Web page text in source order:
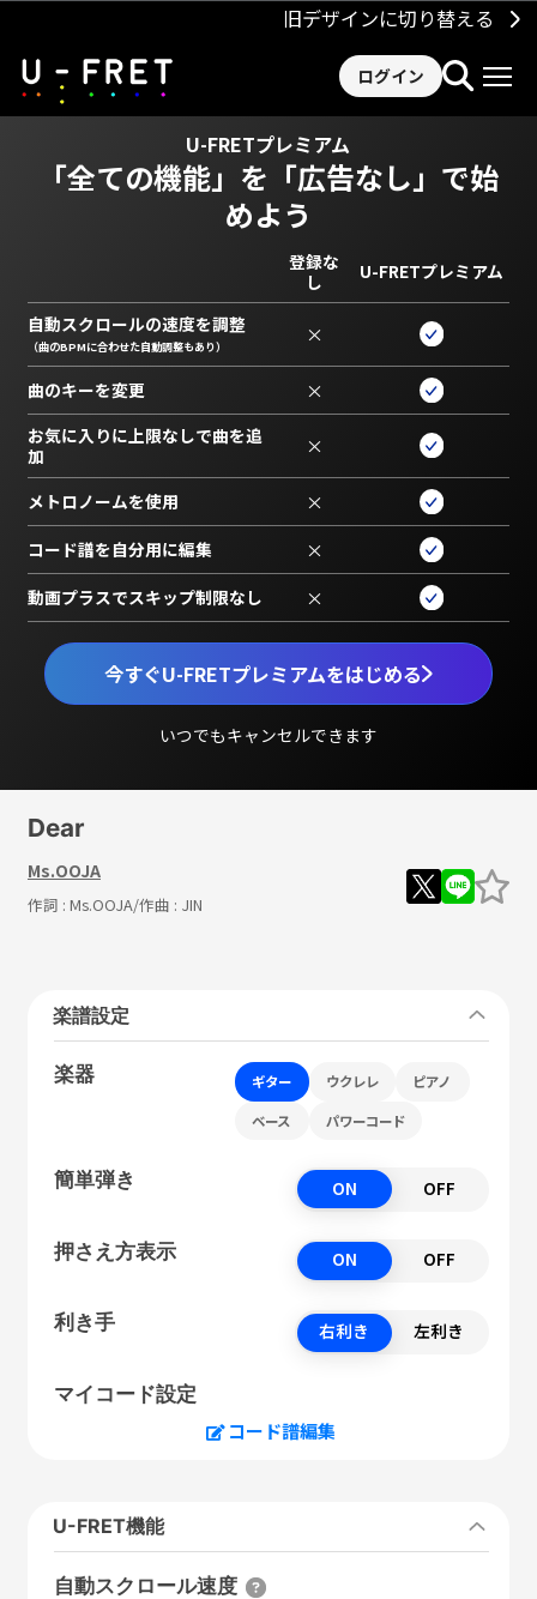
旧デザインに切り替える
ログイン
U-FRETプレミアム
「全ての機能」を 「広告なし」で始
めよう
今すぐU-FRETプレミアムをはじめる
いつでもキャンセルできます
登録な
し
U-FRETプレミアム
自動スクロールの速度を調整
（曲のBPMに合わせた自動調整もあり） ×
曲のキーを変更 ×
お気に入りに上限なしで曲を追
加
×
メトロノームを使用 ×
コード譜を自分用に編集 ×
動画プラスでスキップ制限なし ×
Dear
Ms.OOJA
作詞 : Ms.OOJA/作曲 : JIN
楽譜設定
楽器 ギター ウクレレ ピアノ
ベース パワーコード
簡単弾き ON OFF
押さえ方表示 ON OFF
利き手 右利き 左利き
マイコード設定
コード譜編集
U-FRET機能
自動スクロール速度